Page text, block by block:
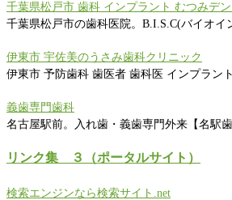
千葉県松戸市 歯科 インプラント むつみデ
千葉県松戸市の歯科医院。B.I.S.C(バイオイ
伊東市 宇佐美のうさみ歯科クリニック
伊東市 予防歯科 歯医者 歯科医 インプラ
義歯専門歯科
名古屋駅前。入れ歯・義歯専門外来【名駅歯
リンク集 ３（ポータルサイト）
検索エンジンなら検索サイト.net